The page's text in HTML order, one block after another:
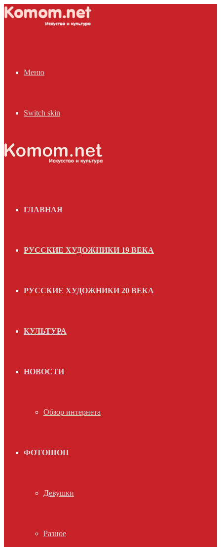
Меню
Switch skin
ГЛАВНАЯ
РУССКИЕ ХУДОЖНИКИ 19 ВЕКА
РУССКИЕ ХУДОЖНИКИ 20 ВЕКА
КУЛЬТУРА
НОВОСТИ
Обзор интернета
ФОТОШОП
Девушки
Разное